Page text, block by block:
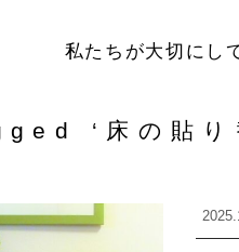
私たちが大切にし
‘床の貼り